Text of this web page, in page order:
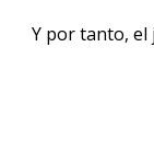
Y por tanto, el